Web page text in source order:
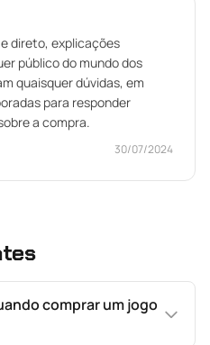
direto, explicações
público do mundo dos
quaisquer dúvidas, em
para responder
a compra.
30/07/2024
comprar um jogo